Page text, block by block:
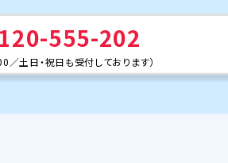
555-202
／土日・祝日も受付しております）